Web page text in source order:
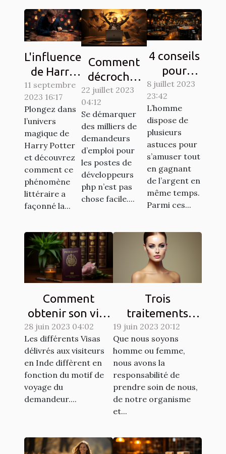
L'influence
de Harry
Potter sur
la culture
populaire
à travers
les chasses
au trésor
11 septembre
2023 16:17
Plongez dans
l’univers
magique de
Harry Potter
et découvrez
comment ce
phénomène
littéraire a
façonné la...
Comment
décrocher
son emploi
de rêve en
tant que
développeur
PHP ?
22 juillet 2023
04:12
Se démarquer
des milliers de
demandeurs
d’emploi pour
les postes de
développeurs
php n’est pas
chose facile....
4 conseils
pour
gagner au
jeu de
casino
aviator
8 juillet 2023
23:42
L’homme
dispose de
plusieurs
astuces pour
s’amuser tout
en gagnant
de l’argent en
même temps.
Parmi ces...
Comment
obtenir son visa
pour l’inde ?
28 juin 2023 04:02
Les différents Visas
délivrés aux visiteurs
en Inde diffèrent en
fonction du motif de
voyage du
demandeur....
Trois
traitements
dermatologiques
pour améliorer
l'apparence de
votre peau
19 juin 2023 20:12
Que nous soyons
homme ou femme,
nous avons la
responsabilité de
prendre soin de nous,
de notre organisme
et...